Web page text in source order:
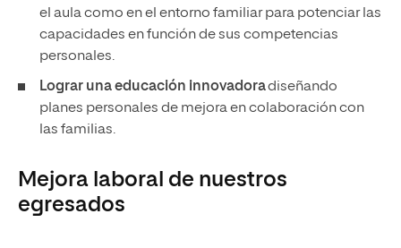
el aula como en el entorno familiar para potenciar las
capacidades en función de sus competencias
personales.
Lograr una educación innovadoradiseñando
planes personales de mejora en colaboración con
las familias.
Mejora laboral de nuestros
egresados